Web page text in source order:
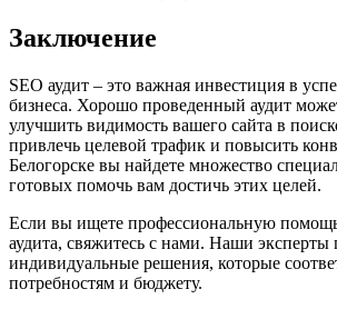
Заключение
SEO аудит – это важная инвестиция в
бизнеса. Хорошо проведенный аудит
улучшить видимость вашего сайта в
привлечь целевой трафик и повысить
Белогорске вы найдете множество
готовых помочь вам достичь этих целей.
Если вы ищете профессиональную
аудита, свяжитесь с нами. Наши эксперты
индивидуальные решения, которые
потребностям и бюджету.